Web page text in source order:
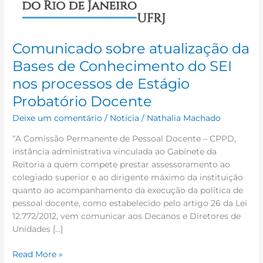
Comunicado sobre atualização da
Bases de Conhecimento do SEI
nos processos de Estágio
Probatório Docente
Deixe um comentário / Notícia / Nathalia Machado
“A Comissão Permanente de Pessoal Docente – CPPD,
instância administrativa vinculada ao Gabinete da
Reitoria a quem compete prestar assessoramento ao
colegiado superior e ao dirigente máximo da instituição
quanto ao acompanhamento da execução da política de
pessoal docente, como estabelecido pelo artigo 26 da Lei
12.772/2012, vem comunicar aos Decanos e Diretores de
Unidades […]
nos
processos
Estágio
Probatório
Docente
Read More »